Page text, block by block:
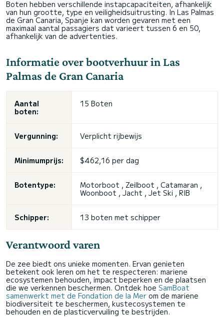
Boten hebben verschillende instapcapaciteiten, afhankelijk
van hun grootte, type en veiligheidsuitrusting. In Las Palmas
de Gran Canaria, Spanje kan worden gevaren met een
maximaal aantal passagiers dat varieert tussen 6 en 50,
afhankelijk van de advertenties.
Informatie over bootverhuur in Las
Palmas de Gran Canaria
Aantal
boten:
15 Boten
Vergunning: Verplicht rijbewijs
Minimumprijs: $462,16 per dag
Botentype:
Motorboot , Zeilboot , Catamaran ,
Woonboot , Jacht , Jet Ski , RIB
Schipper: 13 boten met schipper
Verantwoord varen
De zee biedt ons unieke momenten. Ervan genieten
betekent ook leren om het te respecteren: mariene
ecosystemen behouden, impact beperken en de plaatsen
die we verkennen beschermen. Ontdek hoe SamBoat
samenwerkt met de Fondation de la Mer om de mariene
biodiversiteit te beschermen, kustecosystemen te
behouden en de plasticvervuiling te bestrijden.